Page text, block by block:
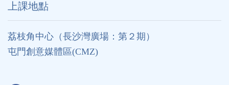
上課地點
荔枝角中心（長沙灣廣場：第２期）
屯門創意媒體區(CMZ)